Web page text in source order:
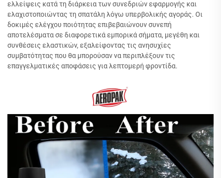
ελλείψεις κατά τη διάρκεια των συνεδριών εφαρμογής και
ελαχιστοποιώντας τη σπατάλη λόγω υπερβολικής αγοράς. Οι
δοκιμές ελέγχου ποιότητας επιβεβαιώνουν συνεπή
αποτελέσματα σε διαφορετικά εμπορικά σήματα, μεγέθη και
συνθέσεις ελαστικών, εξαλείφοντας τις ανησυχίες
συμβατότητας που θα μπορούσαν να περιπλέξουν τις
επαγγελματικές αποφάσεις για λεπτομερή φροντίδα.